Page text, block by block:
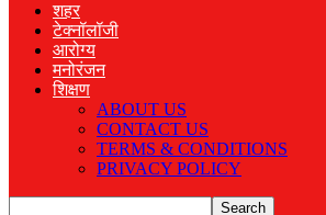
शहर
टेक्नॉलॉजी
आरोग्य
मनोरंजन
शिक्षण
ABOUT US
CONTACT US
TERMS & CONDITIONS
PRIVACY POLICY